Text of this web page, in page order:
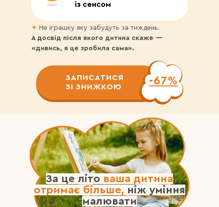
ЗАПИСАТИСЯ
ЗІ ЗНИЖКОЮ
-67%
✦ Не іграшку яку забудуть за тиждень.
А досвід після якого дитина скаже —
«дивись, я це зробила сама».
із сенсом
За це літо ваша дитина
отримає більше, ніж уміння
малювати